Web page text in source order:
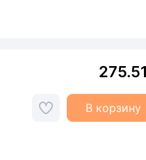
275.51
В корзину